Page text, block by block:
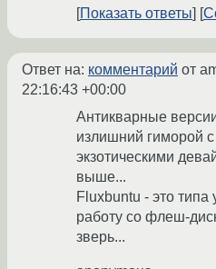
Показать ответы
Ответ на: комментарий от
22:16:43 +00:00
Антикварные
излишний гиморой
экзотическими
выше...
Fluxbuntu - это типа
работу со флеш-
зверь...